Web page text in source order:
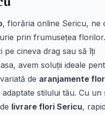
, florăria online Sericu, ne
prin frumusețea
pe cineva drag sau să îți
avem soluții ideale
de aranjamente
stilului tău. Cu un
livrare flori Sericu,